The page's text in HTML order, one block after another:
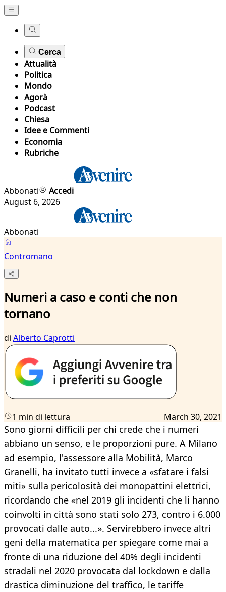
Cerca
Attualità
Politica
Mondo
Agorà
Podcast
Chiesa
Idee e Commenti
Economia
Rubriche
Abbonati
Accedi
August 6, 2026
Abbonati
Contromano
Numeri a caso e conti che non
tornano
di Alberto Caprotti
1 min di lettura March 30, 2021
Sono giorni difficili per chi crede che i numeri
abbiano un senso, e le proporzioni pure. A Milano
ad esempio, l'assessore alla Mobilità, Marco
Granelli, ha invitato tutti invece a «sfatare i falsi
miti» sulla pericolosità dei monopattini elettrici,
ricordando che «nel 2019 gli incidenti che li hanno
coinvolti in città sono stati solo 273, contro i 6.000
provocati dalle auto...». Servirebbero invece altri
geni della matematica per spiegare come mai a
fronte di una riduzione del 40% degli incidenti
stradali nel 2020 provocata dal lockdown e dalla
drastica diminuzione del traffico, le tariffe